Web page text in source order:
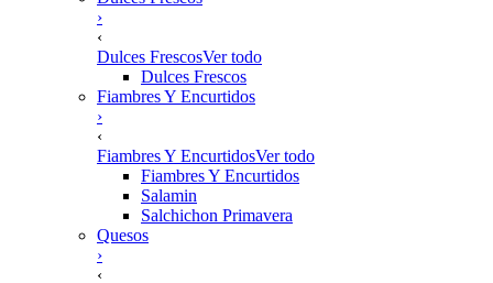
›
‹
Dulces FrescosVer todo
Dulces Frescos
Fiambres Y Encurtidos
›
‹
Fiambres Y EncurtidosVer todo
Fiambres Y Encurtidos
Salamin
Salchichon Primavera
Quesos
›
‹